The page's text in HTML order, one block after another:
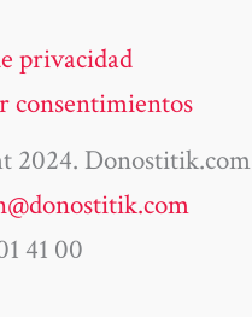
privacidad
consentimientos
2024. Donostitik.com
41 00